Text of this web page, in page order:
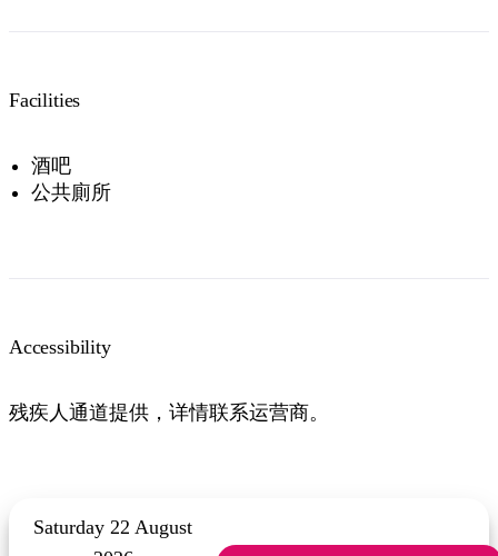
Facilities
酒吧
公共廁所
Accessibility
残疾人通道提供，详情联系运营商。
Saturday 22 August